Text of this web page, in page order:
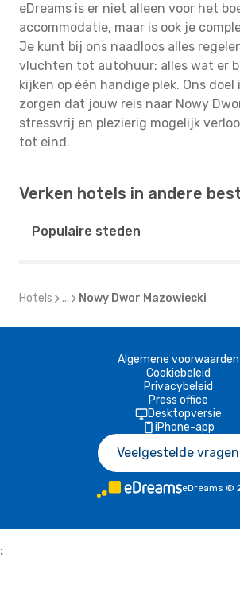
eDreams is er niet alleen voor het
accommodatie, maar is ook je
Je kunt bij ons naadloos alles
vluchten tot autohuur: alles wat er
kijken op één handige plek. Ons doel
zorgen dat jouw reis naar Nowy
stressvrij en plezierig mogelijk
tot eind.
Verken hotels in andere
Populaire steden
Hotels ... Nowy Dwor Mazowiecki
Algemene voorwaarden
Cookiebeleid
Privacybeleid
Press office
Desktopversie
iPhone-app
Veelgestelde vragen
eDreams ©
;